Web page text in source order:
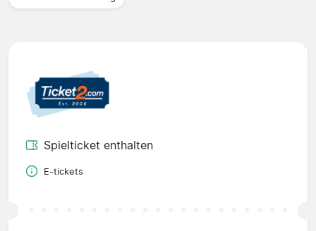
Spielticket enthalten
E-tickets